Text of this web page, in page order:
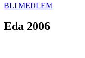
BLI MEDLEM
Eda 2006